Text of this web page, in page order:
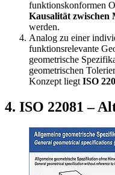
funktionskonformen
Kausalität zwi­schen
werden.
Analog zu einer
funktionsrelevante
geometrische
geometrischen
Konzept liegt ISO
4. ISO 22081 –